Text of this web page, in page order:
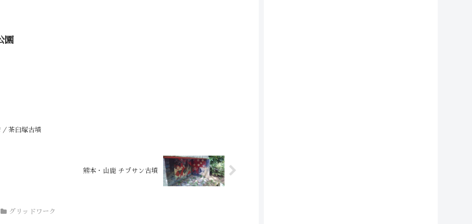
園
茶臼塚古墳
熊本・山鹿 チブサン古墳
グリッドワーク